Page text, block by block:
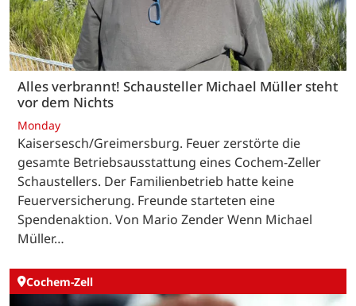
Alles verbrannt! Schausteller Michael Müller steht
vor dem Nichts
Monday
Kaisersesch/Greimersburg. Feuer zerstörte die
gesamte Betriebsausstattung eines Cochem-Zeller
Schaustellers. Der Familienbetrieb hatte keine
Feuerversicherung. Freunde starteten eine
Spendenaktion. Von Mario Zender Wenn Michael
Müller…
Cochem-Zell